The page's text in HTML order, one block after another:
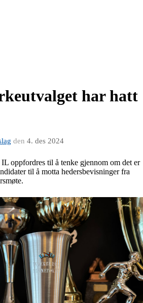
har hatt
den 4. des 2024
oppfordres til å tenke gjennom om det er
til å motta hedersbevisninger fra